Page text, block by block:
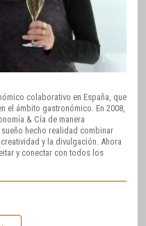
colaborativo en España, que
el ámbito gastronómico. En 2008,
& Cía de manera
hecho realidad combinar
y la divulgación. Ahora
y conectar con todos los